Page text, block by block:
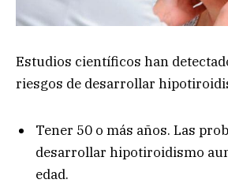
Estudios científicos han
riesgos de desarrollar
Tener 50 o más años. Las
desarrollar hipotiroidismo
edad.